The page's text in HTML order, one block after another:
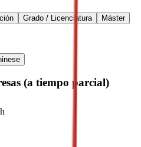
Grado / Licenciatura
Máster
(a tiempo parcial)